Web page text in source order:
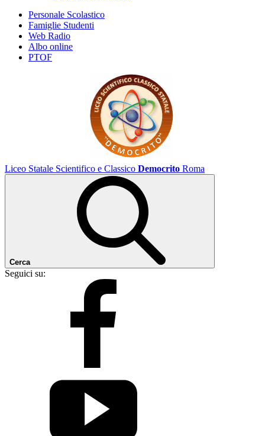
Personale Scolastico
Famiglie Studenti
Web Radio
Albo online
PTOF
Liceo Statale Scientifico e Classico Democrito Roma
Cerca
Seguici su: